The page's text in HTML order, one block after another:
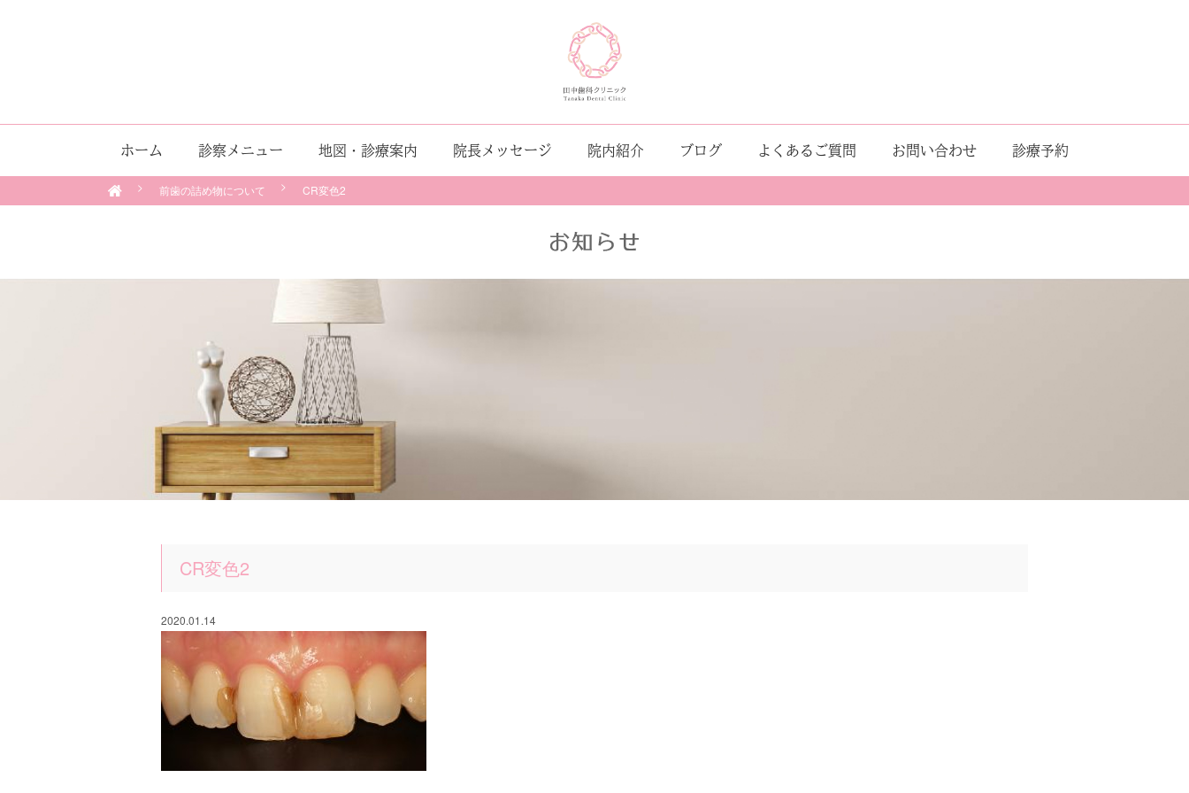
ホーム 診察メニュー 地図・診療案内 院長メッセージ 院内紹介 ブログ よくあるご質問 お問い合わせ 診療予約
前歯の詰め物について CR変色2
CR変色2
2020.01.14